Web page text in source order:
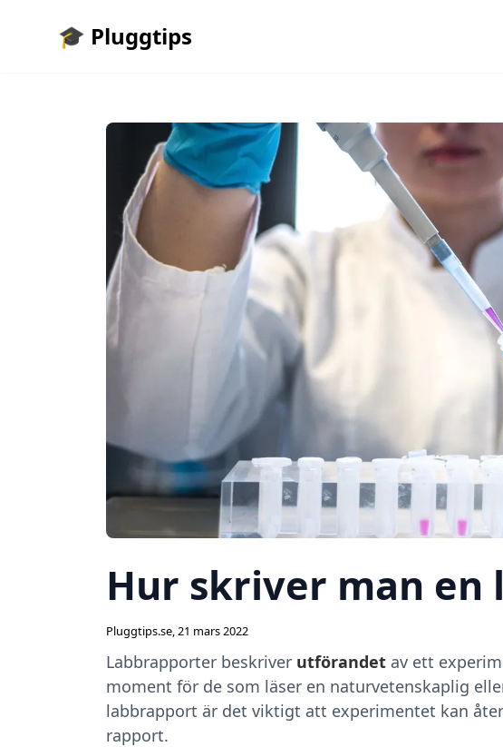
🎓 Pluggtips
Hur skriver man en
Pluggtips.se,21 mars 2022
Labbrapporter beskriver utförandet av ett
moment för de som läser en naturvetenskaplig
labbrapport är det viktigt att experimentet kan
rapport.